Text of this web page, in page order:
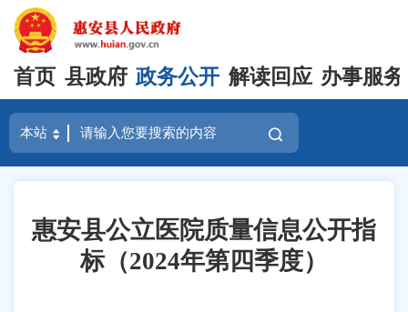
首页 县政府 政务公开 解读回应 办事服务
惠安县公立医院质量信息公开指
标（2024年第四季度）